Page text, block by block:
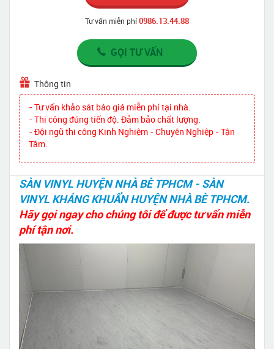
Tư vấn miễn phí0986.13.44.88
GỌI TƯ VẤN
Thông tin
- Tư vấn khảo sát báo giá miễn phí tại nhà.
- Thi công đúng tiến độ. Đảm bảo chất lượng.
- Đội ngũ thi công Kinh Nghiệm - Chuyên Nghiệp - Tận
Tâm.
SÀN VINYL HUYỆN NHÀ BÈ TPHCM - SÀN
VINYL KHÁNG KHUẨN HUYỆN NHÀ BÈ TPHCM.
Hãy gọi ngay cho chúng tôi để được tư vấn miễn
phí tận nơi.